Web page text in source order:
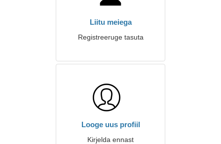
Liitu meiega
Registreeruge tasuta
Looge uus profiil
Kirjelda ennast